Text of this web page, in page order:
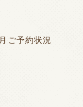
ご予約状況